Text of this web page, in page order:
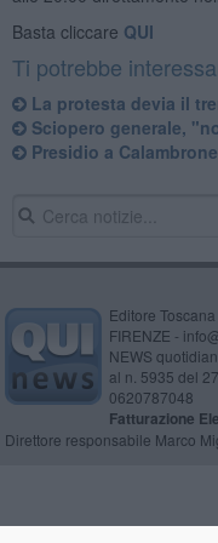
Basta cliccare QUI
Ti potrebbe
La protesta devia il
Sciopero generale,
Presidio a
Editore
FIRENZE -
NEWS
al n. 5935 del
0620787048
Fatturazione
Direttore responsabile Marco